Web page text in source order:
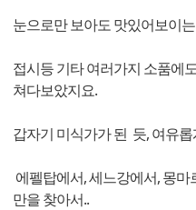
눈으로만 보아도 맛있어보이
접시등 기타 여러가지 소품에
쳐다보았지요.
갑자기 미식가가 된 듯, 여유
에펠탑에서, 세느강에서, 몽
만을 찾아서..